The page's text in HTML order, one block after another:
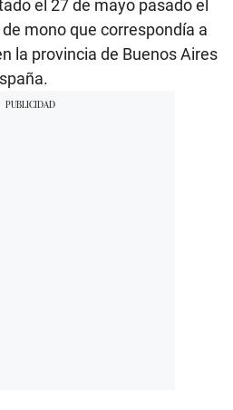
el 27 de mayo pasado el
mono que correspondía a
la provincia de Buenos Aires